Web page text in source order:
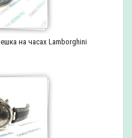
на часах Lamborghini